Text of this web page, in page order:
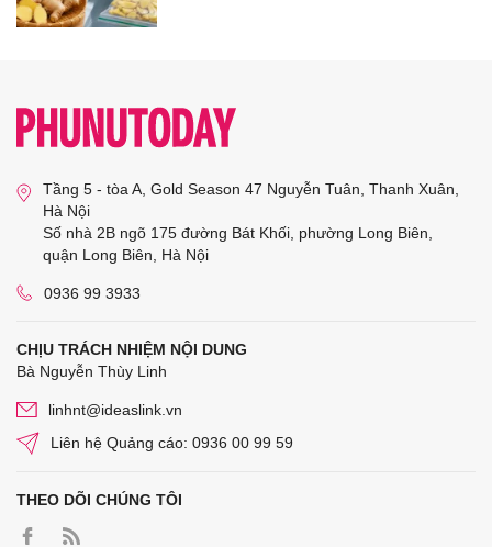
Tầng 5 - tòa A, Gold Season 47 Nguyễn Tuân, Thanh Xuân,
Hà Nội
Số nhà 2B ngõ 175 đường Bát Khối, phường Long Biên,
quận Long Biên, Hà Nội
0936 99 3933
CHỊU TRÁCH NHIỆM NỘI DUNG
Bà Nguyễn Thùy Linh
linhnt@ideaslink.vn
Liên hệ Quảng cáo: 0936 00 99 59
THEO DÕI CHÚNG TÔI